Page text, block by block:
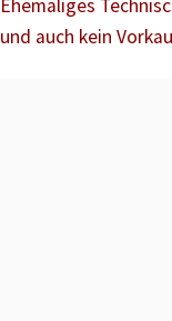
Ehemaliges
und auch kein